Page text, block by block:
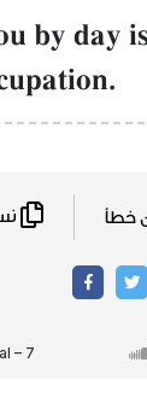
by day is